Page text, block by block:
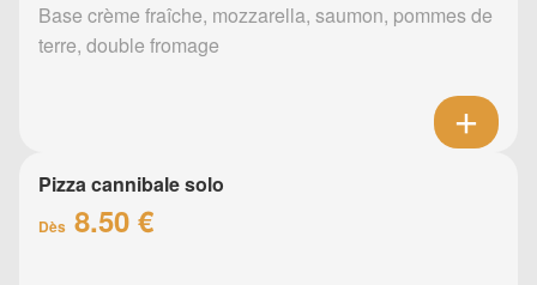
Base crème fraîche, mozzarella, saumon, pommes de
terre, double fromage
Pizza cannibale solo
Dès 8.50 €